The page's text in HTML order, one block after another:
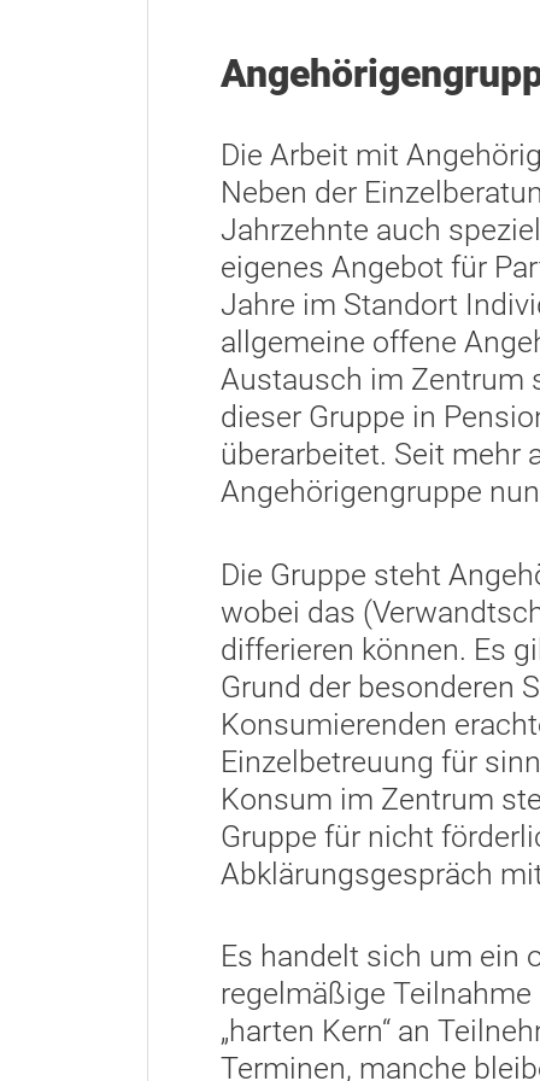
Die Arbeit mit
Neben der
Jahrzehnte auch
eigenes Angebot für
Jahre im Standort
allgemeine offene
Austausch im Zentrum
dieser Gruppe in
überarbeitet. Seit mehr
Angehörigengruppe
Die Gruppe steht
wobei das
differieren können. Es
Grund der besonderen
Konsumierenden
Einzelbetreuung für
Konsum im Zentrum
Gruppe für nicht
Abklärungsgespräch
Es handelt sich um ein
regelmäßige
„harten Kern“ an
Terminen, manche